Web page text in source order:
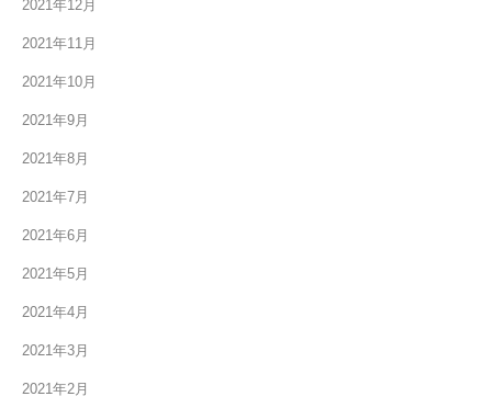
2021年12月
2021年11月
2021年10月
2021年9月
2021年8月
2021年7月
2021年6月
2021年5月
2021年4月
2021年3月
2021年2月